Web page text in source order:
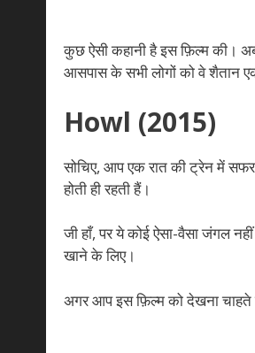
कुछ ऐसी कहानी है इस फ़िल्म की।
आसपास के सभी लोगों को वे शैतान
Howl (2015)
सोचिए, आप एक रात की ट्रेन में
होती ही रहती हैं।
जी हाँ, पर ये कोई ऐसा-वैसा जंगल
खाने के लिए।
अगर आप इस फ़िल्म को देखना चाहते